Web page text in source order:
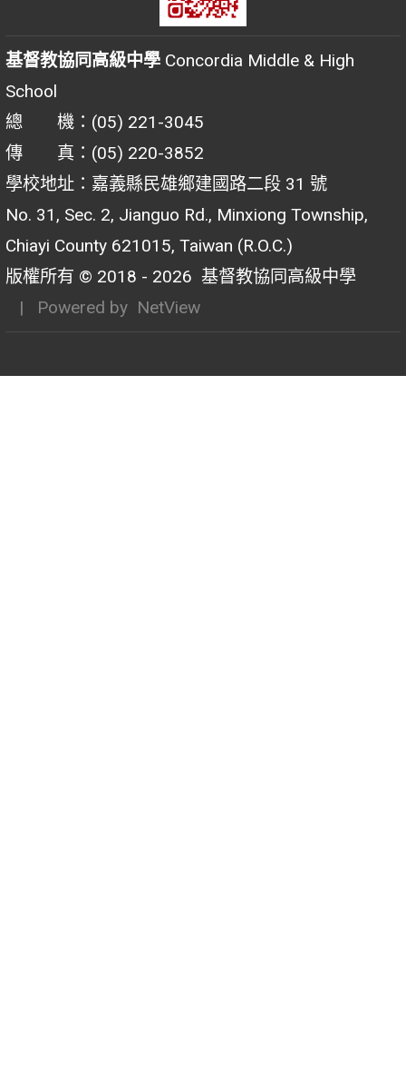
基督教協同高級中學 Concordia Middle & High
School
總 機：(05) 221-3045
傳 真：(05) 220-3852
學校地址：嘉義縣民雄鄉建國路二段 31 號
No. 31, Sec. 2, Jianguo Rd., Minxiong Township,
Chiayi County 621015, Taiwan (R.O.C.)
版權所有 © 2018 - 2026 基督教協同高級中學
| Powered by NetView